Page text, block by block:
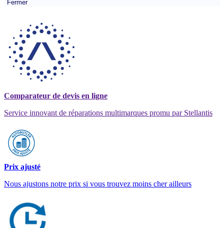
Fermer
Comparateur de devis en ligne
Service innovant de réparations multimarques promu par Stellantis
Prix ajusté
Nous ajustons notre prix si vous trouvez moins cher ailleurs